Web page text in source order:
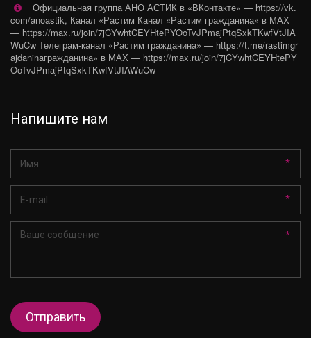
Официальная группа АНО АСТИК в «ВКонтакте» — https://vk.
com/anoastik, Канал «Растим Канал «Растим гражданина» в МАХ
— https://max.ru/join/7jCYwhtCEYHtePYOoTvJPmajPtqSxkTKwfVtJIA
WuCw Телеграм-канал «Растим гражданина» — https://t.me/rastimgr
ajdaninaгражданина» в МАХ — https://max.ru/join/7jCYwhtCEYHtePY
OoTvJPmajPtqSxkTKwfVtJIAWuCw
Напишите нам
*
*
*
Отправить